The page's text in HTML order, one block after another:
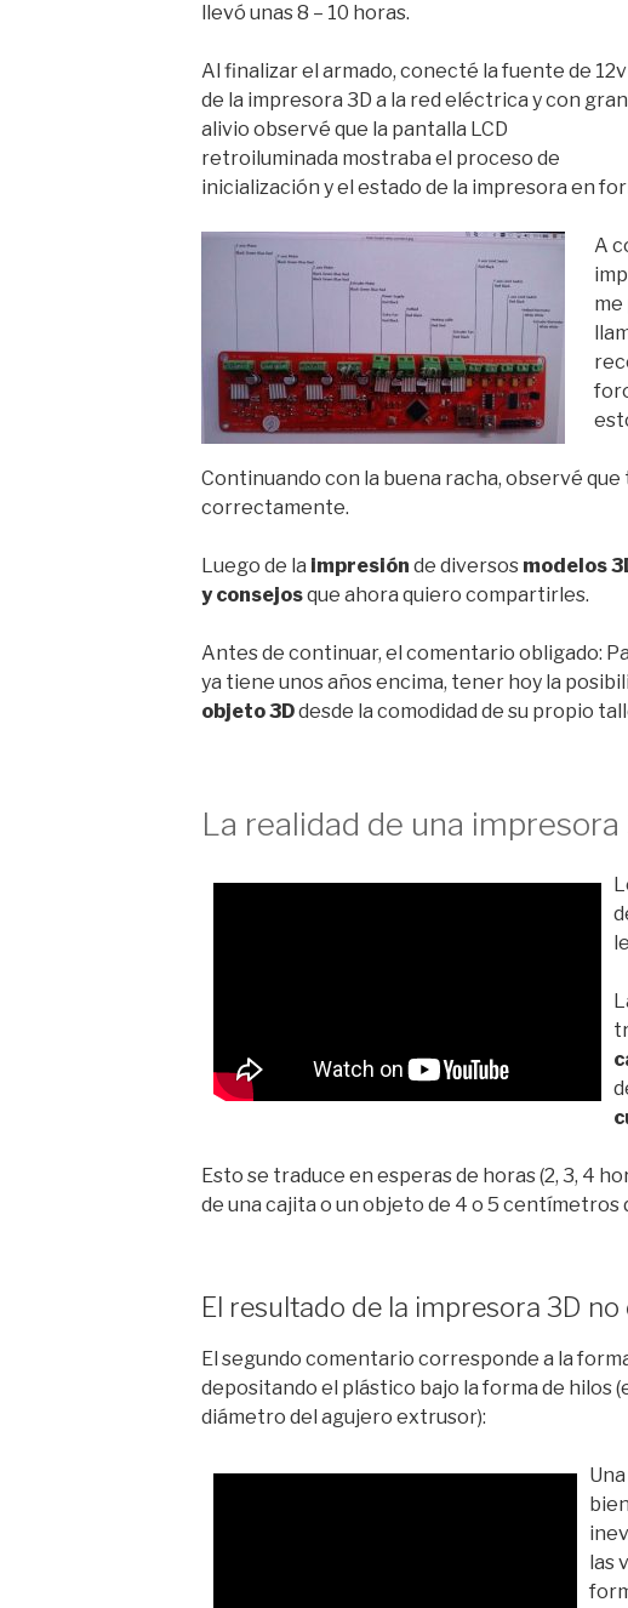
llevó unas 8 – 10 horas.
Al finalizar el armado, conecté la fuente de 12v
de la impresora 3D a la red eléctrica y con gran
alivio observé que la pantalla LCD
retroiluminada mostraba el proceso de
inicialización y el estado de la impresora en
A
Continuando con la buena racha, observé
correctamente.
Luego de la impresión de diversos modelos
y consejosque ahora quiero compartirles.
Antes de continuar, el comentario obligado:
ya tiene unos años encima, tener hoy la
objeto 3Ddesde la comodidad de su propio
La realidad de una impresora
Esto se traduce en esperas de horas (2, 3, 4
de una cajita o un objeto de 4 o 5 centímetros
El resultado de la impresora 3D
El segundo comentario corresponde a la
depositando el plástico bajo la forma de hilos
diámetro del agujero extrusor):
las